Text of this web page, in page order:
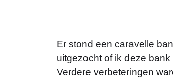
Er stond een caravelle
uitgezocht of ik deze
Verdere verbeteringen